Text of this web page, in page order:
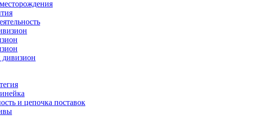
дивизион
и цепочка поставок